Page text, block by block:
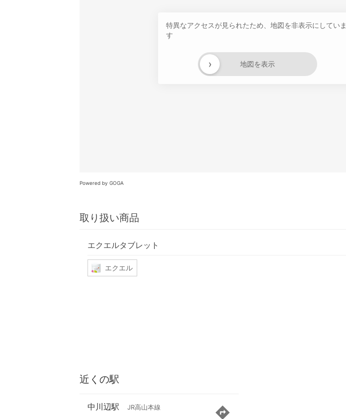
特異なアクセスが見られたため、地図を非表示にしていま
す
地図を表示
›
Powered by GOGA
取り扱い商品
エクエルタブレット
エクエル
近くの駅
中川辺駅 JR高山本線